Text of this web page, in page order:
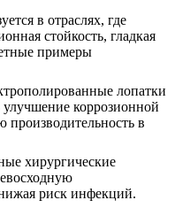
в отраслях, где
стойкость, гладкая
примеры
лопатки
коррозионной
производительность в
хирургические
риск инфекций.